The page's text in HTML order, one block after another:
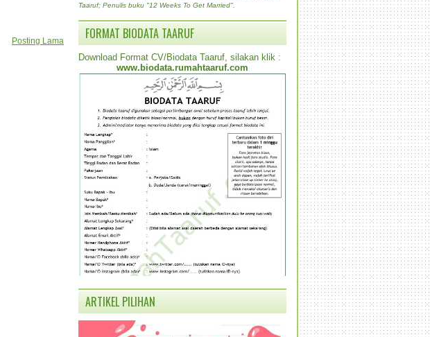
Posting Lama
Taaruf; Penulis buku "12 Weeks To Get Married".
FORMAT BIODATA TAARUF
Download Format CV/Biodata Taaruf, silakan klik :
www.biodata.rumahtaaruf.com
ARTIKEL PILIHAN